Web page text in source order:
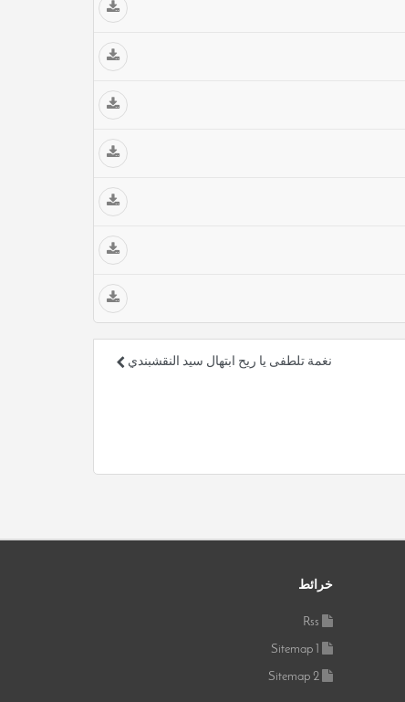
نغمة تلطفى يا ريح ابتهال سيد النقشبندي
خرائط
Rss
Sitemap 1
Sitemap 2